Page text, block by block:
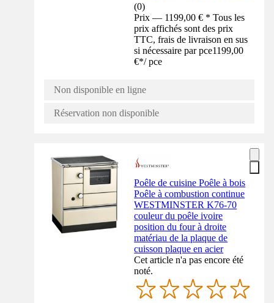
(0)
Prix — 1199,00 € * Tous les
prix affichés sont des prix
TTC, frais de livraison en sus
si nécessaire par pce1199,00
€*/ pce
Non disponible en ligne
Réservation non disponible
Poêle de cuisine Poêle à bois
Poêle à combustion continue
WESTMINSTER K76-70
couleur du poêle ivoire
position du four à droite
matériau de la plaque de
cuisson plaque en acier
Cet article n'a pas encore été
noté.